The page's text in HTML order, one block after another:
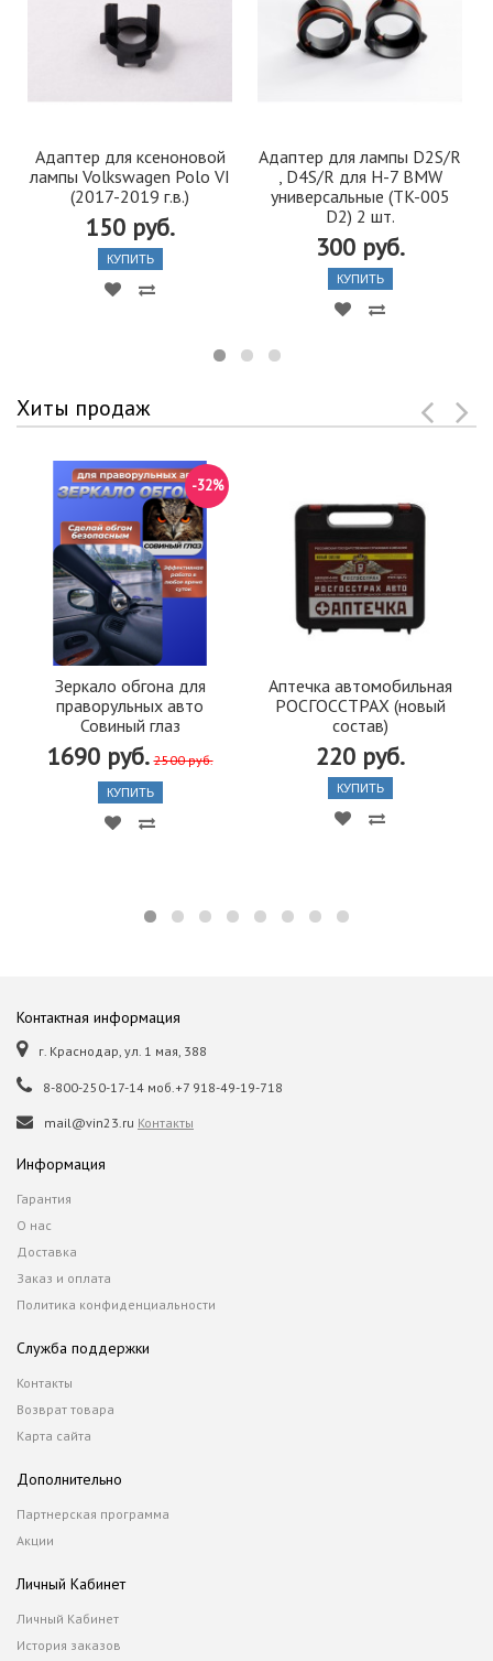
Адаптер для ксеноновой
лампы Volkswagen Polo VI
(2017-2019 г.в.)
150 руб.
КУПИТЬ
Адаптер для лампы D2S/R
, D4S/R для H-7 BMW
универсальные (TK-005
D2) 2 шт.
300 руб.
КУПИТЬ
Хиты продаж
Зеркало обгона для
праворульных авто
Совиный глаз
1690 руб. 2500 руб.
-32%
КУПИТЬ
Аптечка автомобильная
РОСГОССТРАХ (новый
состав)
220 руб.
КУПИТЬ
Контактная информация
г. Краснодар, ул. 1 мая, 388
8-800-250-17-14 моб.+7 918-49-19-718
mail@vin23.ru Контакты
Информация
Гарантия
О нас
Доставка
Заказ и оплата
Политика конфиденциальности
Служба поддержки
Контакты
Возврат товара
Карта сайта
Дополнительно
Партнерская программа
Акции
Личный Кабинет
Личный Кабинет
История заказов